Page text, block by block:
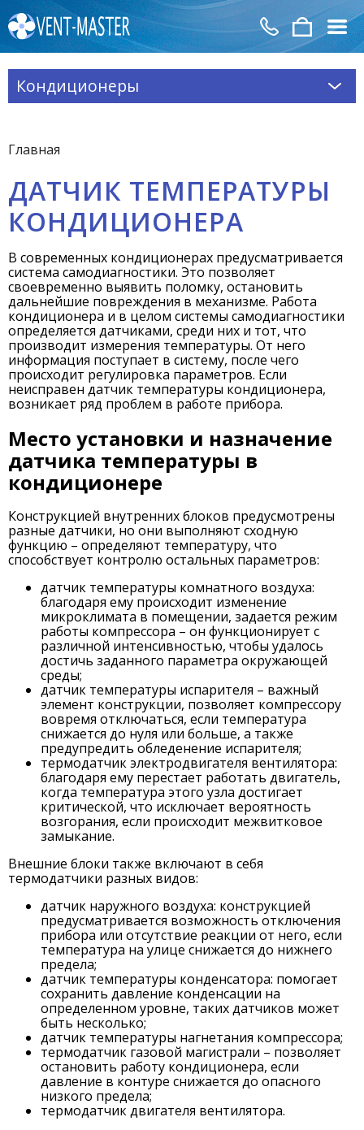
Главная
ДАТЧИК ТЕМПЕРАТУРЫ
КОНДИЦИОНЕРА
В современных кондиционерах предусматривается
система самодиагностики. Это позволяет
своевременно выявить поломку, остановить
дальнейшие повреждения в механизме. Работа
кондиционера и в целом системы самодиагностики
определяется датчиками, среди них и тот, что
производит измерения температуры. От него
информация поступает в систему, после чего
происходит регулировка параметров. Если
неисправен датчик температуры кондиционера,
возникает ряд проблем в работе прибора.
Место установки и назначение
датчика температуры в
кондиционере
Конструкцией внутренних блоков предусмотрены
разные датчики, но они выполняют сходную
функцию – определяют температуру, что
способствует контролю остальных параметров:
датчик температуры комнатного воздуха:
благодаря ему происходит изменение
микроклимата в помещении, задается режим
работы компрессора – он функционирует с
различной интенсивностью, чтобы удалось
достичь заданного параметра окружающей
среды;
датчик температуры испарителя – важный
элемент конструкции, позволяет компрессору
вовремя отключаться, если температура
снижается до нуля или больше, а также
предупредить обледенение испарителя;
термодатчик электродвигателя вентилятора:
благодаря ему перестает работать двигатель,
когда температура этого узла достигает
критической, что исключает вероятность
возгорания, если происходит межвитковое
замыкание.
Внешние блоки также включают в себя
термодатчики разных видов:
датчик наружного воздуха: конструкцией
предусматривается возможность отключения
прибора или отсутствие реакции от него, если
температура на улице снижается до нижнего
предела;
датчик температуры конденсатора: помогает
сохранить давление конденсации на
определенном уровне, таких датчиков может
быть несколько;
датчик температуры нагнетания компрессора;
термодатчик газовой магистрали – позволяет
остановить работу кондиционера, если
давление в контуре снижается до опасного
низкого предела;
термодатчик двигателя вентилятора.
Кондиционеры